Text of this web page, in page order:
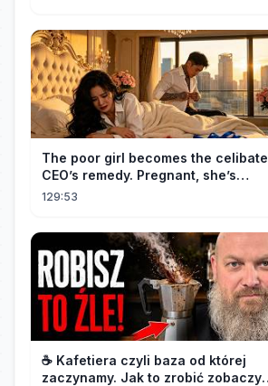
The poor girl becomes the celibate
CEO’s remedy. Pregnant, she’s
brought to his mansion and spoiled.
129:53
☕️ Kafetiera czyli baza od której
zaczynamy. Jak to zrobić zobaczysz